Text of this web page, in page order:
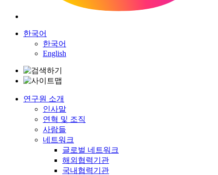
한국어
한국어
English
연구원 소개
인사말
연혁 및 조직
사람들
네트워크
글로벌 네트워크
해외협력기관
국내협력기관